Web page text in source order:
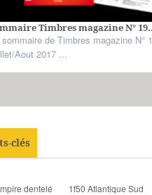
Timbres magazine N°
de Timbres magazine N°
Aout 2017 ...
clés
dentelé
1f50 Atlantique Sud